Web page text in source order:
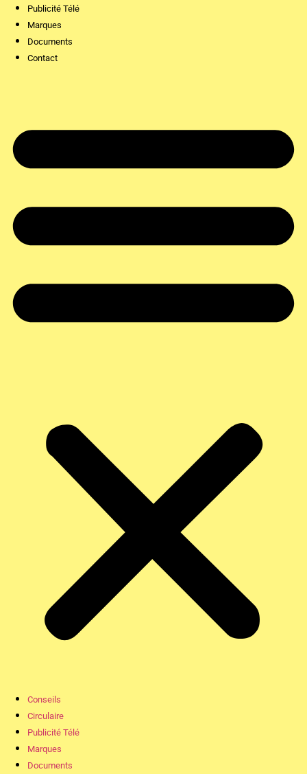
Publicité Télé
Marques
Documents
Contact
Conseils
Circulaire
Publicité Télé
Marques
Documents